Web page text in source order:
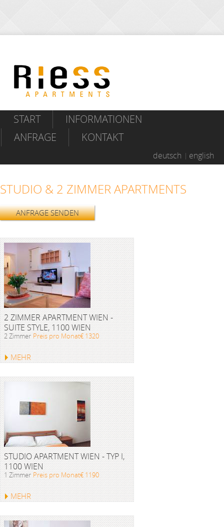
START
INFORMATIONEN
ANFRAGE
KONTAKT
deutsch english
STUDIO & 2 ZIMMER APARTMENTS
ANFRAGE SENDEN
2 ZIMMER APARTMENT WIEN -
SUITE STYLE, 1100 WIEN
2 Zimmer Preis pro Monat€ 1320
MEHR
STUDIO APARTMENT WIEN - TYP I,
1100 WIEN
1 Zimmer Preis pro Monat€ 1190
MEHR